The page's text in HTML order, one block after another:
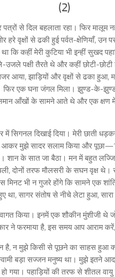
(2)
पत्रों से दिल बहलाता रहा। फिर
हरे वृक्षों से ढकी हुई पर्वत-क्षेणियाँ,
कि कहीं मेरी कुटिया भी इन्हीं सुखद
पक्षी तैरते थे और कहीं छोटी-छोटी
आया, झाड़ियों और वृक्षों से ढका हुआ,
एक घना जंगल मिला। झुण्ड-के-झुण्ड
आँखों के सामने आते थे और एक क्षण में
सिगनल दिखाई दिया। मेरी छाती
आकर मुझे सादर सलाम किया और
शान के सात जा बैठा। मन में बहुत
दोनों तरफ मौलसरी के सघन वृक्ष
भी न गुजरे होंगे कि सामने एक
था, सागर संतोष से नीचे लेटा हुआ,
किया। इनमें एक शौकीन मुंशीजी थे
ने फरमाया है, इस समय आप आराम
न मुझे किसी से पूछने का साहस हुआ
बड़ा सज्जन मनुष्य था। मुझे
हो गया। पहाड़ियों की तरफ से